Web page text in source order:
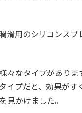
滑用のシリコンスプ
々なタイプがありま
イプだと、効果がす
見かけました。